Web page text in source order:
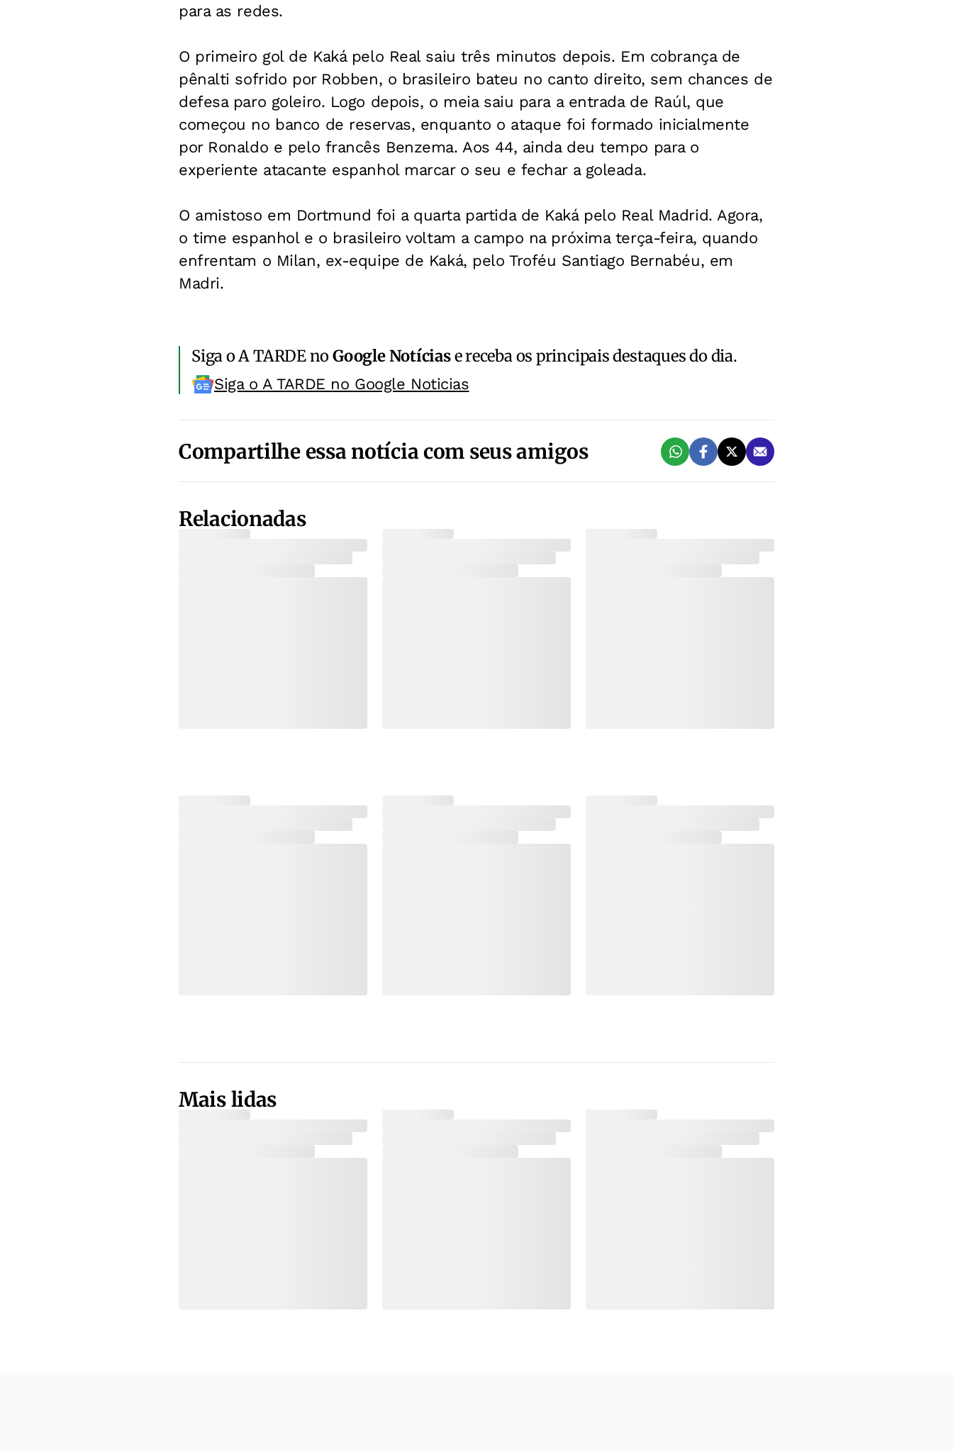
para as redes.
O primeiro gol de Kaká pelo Real saiu três minutos depois. Em cobrança de
pênalti sofrido por Robben, o brasileiro bateu no canto direito, sem chances de
defesa paro goleiro. Logo depois, o meia saiu para a entrada de Raúl, que
começou no banco de reservas, enquanto o ataque foi formado inicialmente
por Ronaldo e pelo francês Benzema. Aos 44, ainda deu tempo para o
experiente atacante espanhol marcar o seu e fechar a goleada.
O amistoso em Dortmund foi a quarta partida de Kaká pelo Real Madrid. Agora,
o time espanhol e o brasileiro voltam a campo na próxima terça-feira, quando
enfrentam o Milan, ex-equipe de Kaká, pelo Troféu Santiago Bernabéu, em
Madri.
Siga o A TARDE noGoogle Notíciase receba os principais destaques do dia.
Siga o A TARDE no Google Noticias
Compartilhe essa notícia com seus amigos
Relacionadas
Mais lidas